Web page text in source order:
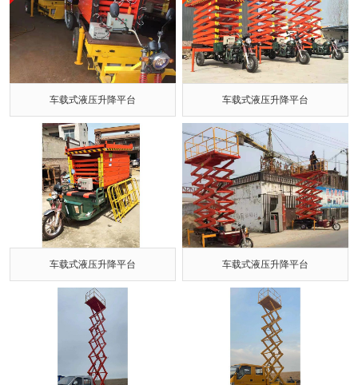
车载式液压升降平台 车载式液压升降平台
车载式液压升降平台 车载式液压升降平台